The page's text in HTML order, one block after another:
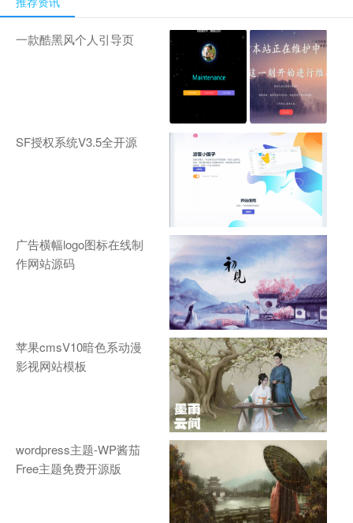
新闻并提供奢侈品
一款酷黑风个人引导页
SF授权系统V3.5全开源
广告横幅logo图标在线制
作网站源码
苹果cmsV10暗色系动漫
影视网站模板
wordpress主题-WP酱茄
Free主题免费开源版